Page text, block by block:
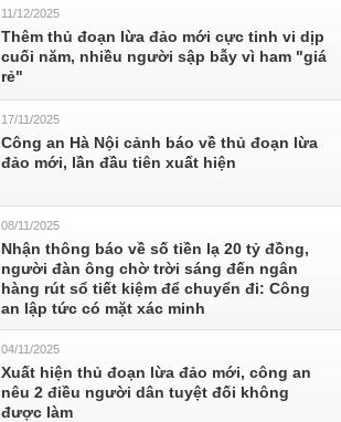
11/12/2025
Thêm thủ đoạn lừa đảo mới cực tinh vi dịp
cuối năm, nhiều người sập bẫy vì ham "giá
rẻ"
17/11/2025
Công an Hà Nội cảnh báo về thủ đoạn lừa
đảo mới, lần đầu tiên xuất hiện
08/11/2025
Nhận thông báo về số tiền lạ 20 tỷ đồng,
người đàn ông chờ trời sáng đến ngân
hàng rút sổ tiết kiệm để chuyển đi: Công
an lập tức có mặt xác minh
04/11/2025
Xuất hiện thủ đoạn lừa đảo mới, công an
nêu 2 điều người dân tuyệt đối không
được làm